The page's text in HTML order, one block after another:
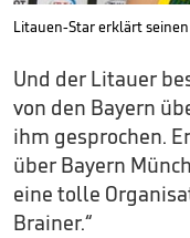
Litauen-Star erklärt
Und der Litauer
von den Bayern
ihm gesprochen.
über Bayern
eine tolle
Brainer.“